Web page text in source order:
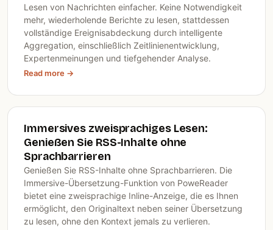
Lesen von Nachrichten einfacher. Keine Notwendigkeit
mehr, wiederholende Berichte zu lesen, stattdessen
vollständige Ereignisabdeckung durch intelligente
Aggregation, einschließlich Zeitlinienentwicklung,
Expertenmeinungen und tiefgehender Analyse.
Read more →
Immersives zweisprachiges Lesen:
Genießen Sie RSS-Inhalte ohne
Sprachbarrieren
Genießen Sie RSS-Inhalte ohne Sprachbarrieren. Die
Immersive-Übersetzung-Funktion von PoweReader
bietet eine zweisprachige Inline-Anzeige, die es Ihnen
ermöglicht, den Originaltext neben seiner Übersetzung
zu lesen, ohne den Kontext jemals zu verlieren.